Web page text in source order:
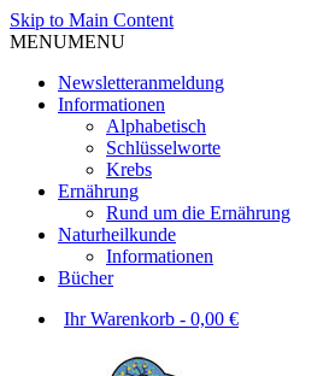
Skip to Main Content
MENUMENU
Newsletteranmeldung
Informationen
Alphabetisch
Schlüsselworte
Krebs
Ernährung
Rund um die Ernährung
Naturheilkunde
Informationen
Bücher
Ihr Warenkorb - 0,00 €